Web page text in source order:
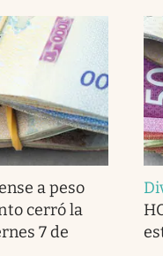
a peso
cerró la
7 de